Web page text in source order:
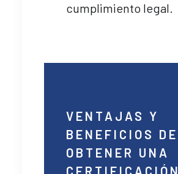
cumplimiento legal.
VENTAJAS Y
BENEFICIOS DE
OBTENER UNA
CERTIFICACIÓN